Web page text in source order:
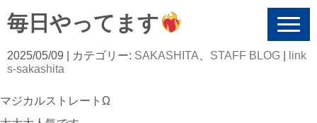
N
v
i
毎日やってます
2025/05/09 | カテゴリー: SAKASHITA STAFF BLOG
link
s-sakashita
マジカルストレートΩ